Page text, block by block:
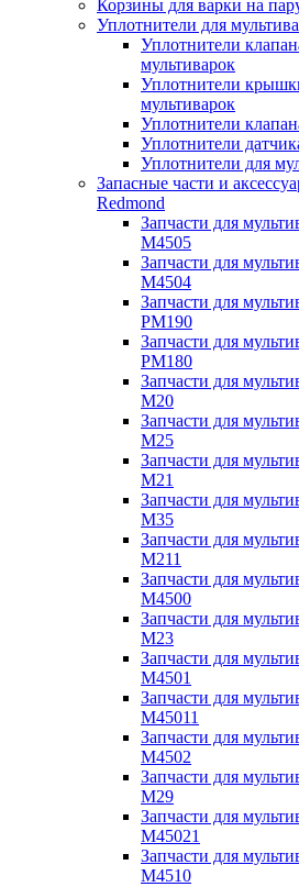
Корзины для варки на
Уплотнители для
Уплотнители
мультиварок
Уплотнители
мультиварок
Уплотнители
Уплотнители
Уплотнители для
Запасные части и
Redmond
Запчасти для
M4505
Запчасти для
M4504
Запчасти для
PM190
Запчасти для
PM180
Запчасти для
M20
Запчасти для
M25
Запчасти для
M21
Запчасти для
M35
Запчасти для
M211
Запчасти для
M4500
Запчасти для
M23
Запчасти для
M4501
Запчасти для
M45011
Запчасти для
M4502
Запчасти для
M29
Запчасти для
M45021
Запчасти для
M4510